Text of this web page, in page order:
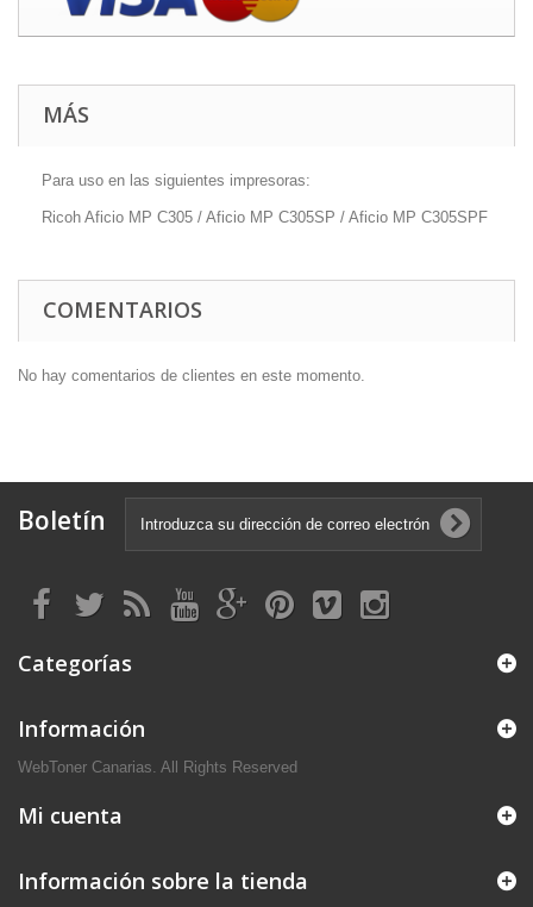
MÁS
Para uso en las siguientes impresoras:
Ricoh Aficio MP C305 / Aficio MP C305SP / Aficio MP C305SPF
COMENTARIOS
No hay comentarios de clientes en este momento.
Boletín
Categorías
Información
WebToner Canarias. All Rights Reserved
Mi cuenta
Información sobre la tienda